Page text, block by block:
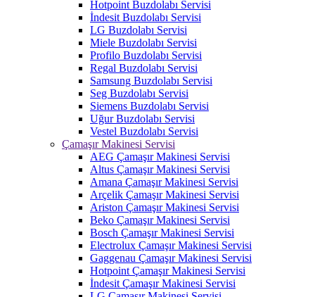
Hotpoint Buzdolabı Servisi
İndesit Buzdolabı Servisi
LG Buzdolabı Servisi
Miele Buzdolabı Servisi
Profilo Buzdolabı Servisi
Regal Buzdolabı Servisi
Samsung Buzdolabı Servisi
Seg Buzdolabı Servisi
Siemens Buzdolabı Servisi
Uğur Buzdolabı Servisi
Vestel Buzdolabı Servisi
Çamaşır Makinesi Servisi
AEG Çamaşır Makinesi Servisi
Altus Çamaşır Makinesi Servisi
Amana Çamaşır Makinesi Servisi
Arçelik Çamaşır Makinesi Servisi
Ariston Çamaşır Makinesi Servisi
Beko Çamaşır Makinesi Servisi
Bosch Çamaşır Makinesi Servisi
Electrolux Çamaşır Makinesi Servisi
Gaggenau Çamaşır Makinesi Servisi
Hotpoint Çamaşır Makinesi Servisi
İndesit Çamaşır Makinesi Servisi